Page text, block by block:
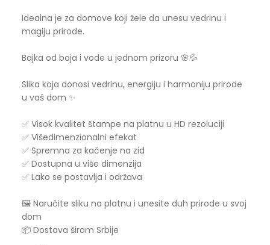
Idealna je za domove koji žele da unesu vedrinu i
magiju prirode.
Bajka od boja i vode u jednom prizoru 🌸💦
Slika koja donosi vedrinu, energiju i harmoniju prirode
u vaš dom ✨
✅ Visok kvalitet štampe na platnu u HD rezoluciji
✅ Višedimenzionalni efekat
✅ Spremna za kačenje na zid
✅ Dostupna u više dimenzija
✅ Lako se postavlja i održava
🖼️ Naručite sliku na platnu i unesite duh prirode u svoj
dom
📦 Dostava širom Srbije